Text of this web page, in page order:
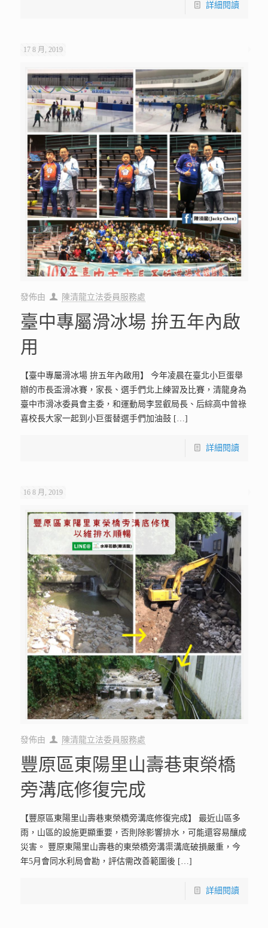
詳細閱讀
17 8 月, 2019
發佈由 陳清龍立法委員服務處
臺中專屬滑冰場 拚五年內啟
用
【臺中專屬滑冰場 拚五年內啟用】 今年凌晨在臺北小巨蛋舉
辦的市長盃滑冰賽，家長、選手們北上練習及比賽，清龍身為
臺中市滑冰委員會主委，和運動局李昱叡局長、后綜高中曾祿
喜校長大家一起到小巨蛋替選手們加油鼓[…]
詳細閱讀
16 8 月, 2019
發佈由 陳清龍立法委員服務處
豐原區東陽里山壽巷東榮橋
旁溝底修復完成
【豐原區東陽里山壽巷東榮橋旁溝底修復完成】 最近山區多
雨，山區的設施更顯重要，否則除影響排水，可能還容易釀成
災害。 豐原東陽里山壽巷的東榮橋旁溝渠溝底破損嚴重，今
年5月會同水利局會勘，評估需改善範圍後[…]
詳細閱讀